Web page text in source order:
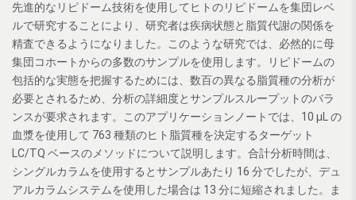
先進的なリピドーム技術を使用してヒトのリピドームを集団レベ
ルで研究することにより、研究者は疾病状態と脂質代謝の関係を
精査できるようになりました。このような研究では、必然的に母
集団コホートからの多数のサンプルを使用します。リピドームの
包括的な実態を把握するためには、数百の異なる脂質種の分析が
必要とされるため、分析の詳細度とサンプルスループットのバラ
ンスが要求されます。このアプリケーションノートでは、10 μL の
血漿を使用して 763 種類のヒト脂質種を決定するターゲット
LC/TQ ベースのメソッドについて説明します。合計分析時間は、
シングルカラムを使用するとサンプルあたり 16 分でしたが、デュ
アルカラムシステムを使用した場合は 13 分に短縮されました。ま